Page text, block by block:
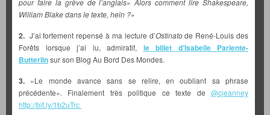
pour faire la grève de l’anglais» Alors comment lire Shakespeare,
William Blake dans le texte, hein ?»
2. J’ai fortement repensé à ma lecture d’Ostinatode René-Louis des
Forêts lorsque j’ai lu, admiratif, le billet d’Isabelle Pariente-
Butterlinsur son Blog Au Bord Des Mondes.
3. «Le monde avance sans se relire, en oubliant sa phrase
précédente». Finalement très politique ce texte de @cjeanney
http://bit.ly/1b2uTrc